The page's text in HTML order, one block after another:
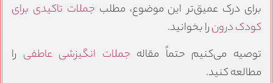
برای درک عمیق‌تر این موضوع، مطلب جملات تاکیدی برای
کودک درونرا بخوانید.
توصیه می‌کنیم حتماً مقاله جملات انگیزشی عاطفیرا
مطالعه کنید.